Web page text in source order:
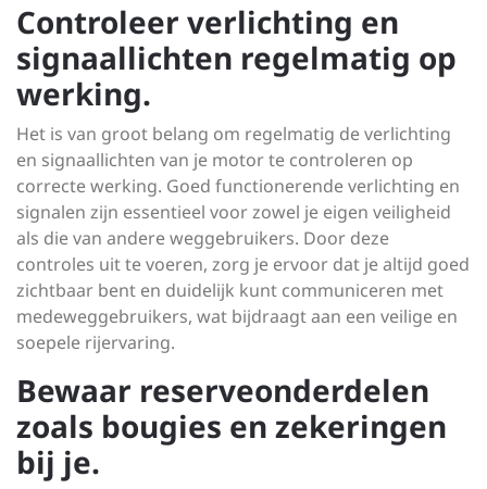
Controleer verlichting en
signaallichten regelmatig op
werking.
Het is van groot belang om regelmatig de verlichting
en signaallichten van je motor te controleren op
correcte werking. Goed functionerende verlichting en
signalen zijn essentieel voor zowel je eigen veiligheid
als die van andere weggebruikers. Door deze
controles uit te voeren, zorg je ervoor dat je altijd goed
zichtbaar bent en duidelijk kunt communiceren met
medeweggebruikers, wat bijdraagt aan een veilige en
soepele rijervaring.
Bewaar reserveonderdelen
zoals bougies en zekeringen
bij je.